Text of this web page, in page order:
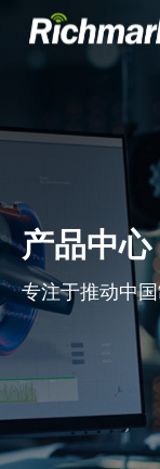
产品中心
专注于推动中